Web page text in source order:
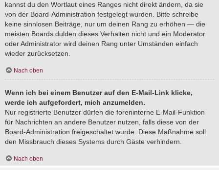
kannst du den Wortlaut eines Ranges nicht direkt ändern, da sie
von der Board-Administration festgelegt wurden. Bitte schreibe
keine sinnlosen Beiträge, nur um deinen Rang zu erhöhen — die
meisten Boards dulden dieses Verhalten nicht und ein Moderator
oder Administrator wird deinen Rang unter Umständen einfach
wieder zurücksetzen.
Nach oben
Wenn ich bei einem Benutzer auf den E-Mail-Link klicke,
werde ich aufgefordert, mich anzumelden.
Nur registrierte Benutzer dürfen die foreninterne E-Mail-Funktion
für Nachrichten an andere Benutzer nutzen, falls diese von der
Board-Administration freigeschaltet wurde. Diese Maßnahme soll
den Missbrauch dieses Systems durch Gäste verhindern.
Nach oben